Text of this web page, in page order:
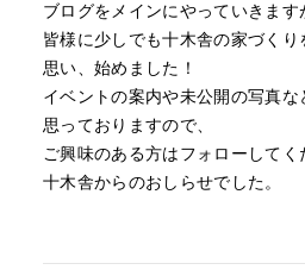
ブログをメインにやっていきます
皆様に少しでも十木舎の家づくり
思い、始めました！
イベントの案内や未公開の写真な
思っておりますので、
ご興味のある方はフォローしてく
十木舎からのおしらせでした。